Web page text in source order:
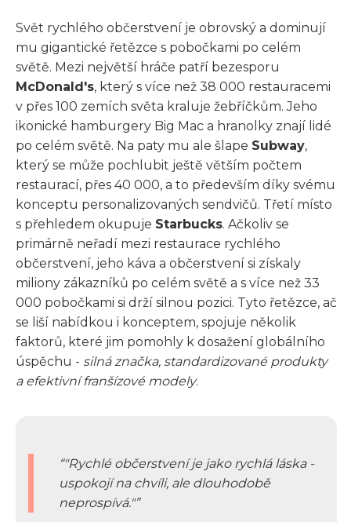
Svět rychlého občerstvení je obrovský a dominují
mu gigantické řetězce s pobočkami po celém
světě. Mezi největší hráče patří bezesporu
McDonald's, který s více než 38 000 restauracemi
v přes 100 zemích světa kraluje žebříčkům. Jeho
ikonické hamburgery Big Mac a hranolky znají lidé
po celém světě. Na paty mu ale šlape Subway,
který se může pochlubit ještě větším počtem
restaurací, přes 40 000, a to především díky svému
konceptu personalizovaných sendvičů. Třetí místo
s přehledem okupuje Starbucks. Ačkoliv se
primárně neřadí mezi restaurace rychlého
občerstvení, jeho káva a občerstvení si získaly
miliony zákazníků po celém světě a s více než 33
000 pobočkami si drží silnou pozici. Tyto řetězce, ač
se liší nabídkou i konceptem, spojuje několik
faktorů, které jim pomohly k dosažení globálního
úspěchu - silná značka, standardizované produkty
a efektivní franšízové modely.
"Rychlé občerstvení je jako rychlá láska -
uspokojí na chvíli, ale dlouhodobě
neprospívá."